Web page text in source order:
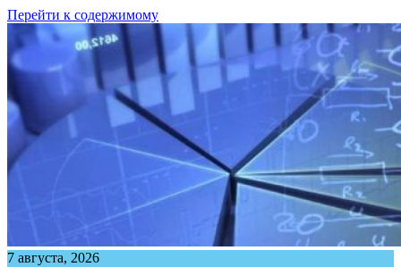
Перейти к содержимому
7 августа, 2026